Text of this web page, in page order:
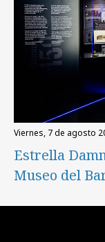
viernes, 7 de agosto
Estrella
Museo del